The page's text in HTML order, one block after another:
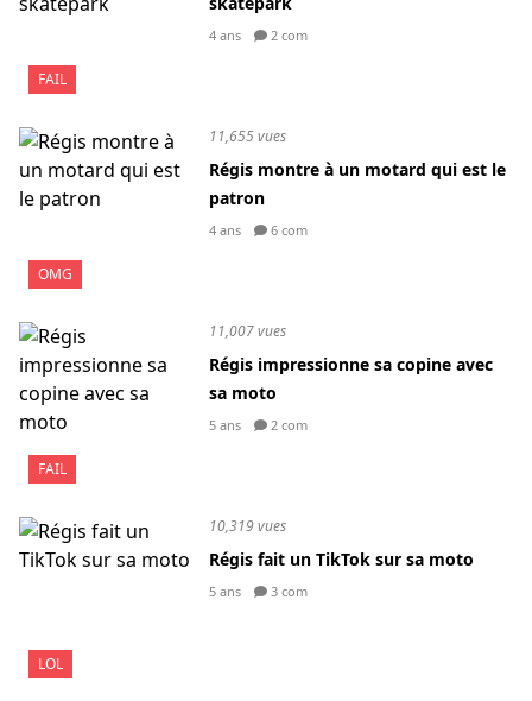
FAIL
4 ans 2 com
OMG
11,655 vues
Régis montre à un motard qui est le
patron
4 ans 6 com
FAIL
11,007 vues
Régis impressionne sa copine avec
sa moto
5 ans 2 com
LOL
10,319 vues
Régis fait un TikTok sur sa moto
5 ans 3 com